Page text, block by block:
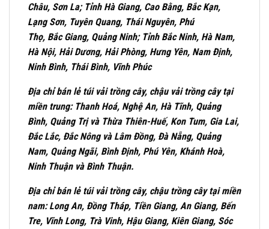
Châu, Sơn La; TỉnhHà Giang, Cao Bằng, BắcKạn,
Lạng Sơn, Tuyên Quang, Thái Nguyên, Phú
Thọ, BắcGiang, Quảng Ninh; Tỉnh BắcNinh, Hà Nam,
Hà Nội, Hải Dương, Hải Phòng, Hưng Yên, Nam Định,
Ninh Bình, Thái Bình, Vĩnh Phúc
Địa chỉ bán lẻ túi vải trồng cây, chậu vải trồng cây tại
miền trung: Thanh Hoá, Nghệ An, Hà Tĩnh, Quảng
Bình, Quảng Trị và Thừa Thiên-Huế, Kon Tum, Gia Lai,
Đắc Lắc, Đắc Nông và Lâm Đồng, Đà Nẵng, Quảng
Nam, Quảng Ngãi, Bình Định, Phú Yên, Khánh Hoà,
Ninh Thuận và Bình Thuận.
Địa chỉ bán lẻ túi vải trồng cây, chậu trồng cây tại miền
nam: Long An, Đồng Tháp, Tiền Giang, An Giang, Bến
Tre, Vĩnh Long, Trà Vinh, Hậu Giang, Kiên Giang, Sóc